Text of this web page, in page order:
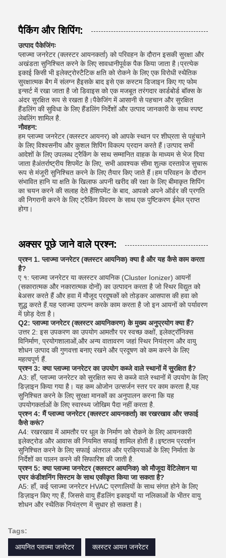
पैकिंग और शिपिंग:
उत्पाद पैकेजिंगः
प्लाज्मा जनरेटर (क्लस्टर आयनकर्ता) को परिवहन के दौरान इसकी सुरक्षा और
अखंडता सुनिश्चित करने के लिए सावधानीपूर्वक पैक किया जाता है।प्रत्येक
इकाई किसी भी इलेक्ट्रोस्टैटिक क्षति को रोकने के लिए एक विरोधी स्थैतिक
सुरक्षात्मक बैग में संलग्न हैइसके बाद इसे एक कस्टम डिजाइन किए गए फोम
इन्सर्ट में रखा जाता है जो डिवाइस को एक मजबूत तरंगदार कार्डबोर्ड बॉक्स के
अंदर सुरक्षित रूप से रखता है।पैकेजिंग में आसानी से पहचान और सुरक्षित
हैंडलिंग की सुविधा के लिए हैंडलिंग निर्देशों और उत्पाद जानकारी के साथ स्पष्ट
लेबलिंग शामिल है.
नौवहन:
हम प्लाज्मा जनरेटर (क्लस्टर आयनर) को आपके स्थान पर शीघ्रता से पहुंचाने
के लिए विश्वसनीय और कुशल शिपिंग विकल्प प्रदान करते हैं।उत्पाद सभी
आदेशों के लिए उपलब्ध ट्रैकिंग के साथ सम्मानित वाहक के माध्यम से भेज दिया
जाता हैअंतर्राष्ट्रीय शिपमेंट के लिए, सभी आवश्यक सीमा शुल्क दस्तावेज सुचारू
रूप से मंजूरी सुनिश्चित करने के लिए तैयार किए जाते हैं।हम परिवहन के दौरान
संभावित हानि या क्षति के खिलाफ अपनी खरीद की रक्षा के लिए बीमाकृत शिपिंग
का चयन करने की सलाह देते हैंशिपमेंट के बाद, आपको अपने ऑर्डर की प्रगति
की निगरानी करने के लिए ट्रैकिंग विवरण के साथ एक पुष्टिकरण ईमेल प्राप्त
होगा।
अक्सर पूछे जाने वाले प्रश्न:
प्रश्न 1. प्लाज्मा जनरेटर (क्लस्टर आयनिक) क्या है और यह कैसे काम करता
है?
ए १: प्लाज्मा जनरेटर या क्लस्टर आयनिक (Cluster Ionizer) आयनों
(सकारात्मक और नकारात्मक दोनों) का उत्पादन करता है जो स्थिर विद्युत को
बेअसर करते हैं और हवा में मौजूद प्रदूषकों को तोड़कर आसपास की हवा को
शुद्ध करते हैं.यह प्लाज्मा उत्पन्न करके काम करता है जो इन आयनों को पर्यावरण
में छोड़ देता है।
Q2: प्लाज्मा जनरेटर (क्लस्टर आयनिकरण) के मुख्य अनुप्रयोग क्या हैं?
उत्तर 2: इस उपकरण का उपयोग आमतौर पर स्वच्छ कक्षों, इलेक्ट्रॉनिक्स
विनिर्माण, प्रयोगशालाओं,और अन्य वातावरण जहां स्थिर नियंत्रण और वायु
शोधन उत्पाद की गुणवत्ता बनाए रखने और प्रदूषण को कम करने के लिए
महत्वपूर्ण हैं.
प्रश्न 3: क्या प्लाज्मा जनरेटर का उपयोग कब्जे वाले स्थानों में सुरक्षित है?
A3: हाँ, प्लाज्मा जनरेटर को सुरक्षित रूप से कब्जे वाले स्थानों में उपयोग के लिए
डिज़ाइन किया गया है। यह कम ओजोन उत्सर्जन स्तर पर काम करता है,यह
सुनिश्चित करने के लिए सुरक्षा मानकों का अनुपालन करना कि यह
उपयोगकर्ताओं के लिए स्वास्थ्य जोखिम पैदा नहीं करता है.
प्रश्न 4: मैं प्लाज्मा जनरेटर (क्लस्टर आयनकर्ता) का रखरखाव और सफाई
कैसे करूं?
A4: रखरखाव में आमतौर पर धूल के निर्माण को रोकने के लिए आयनकारी
इलेक्ट्रोड और आवास की नियमित सफाई शामिल होती है।इष्टतम प्रदर्शन
सुनिश्चित करने के लिए सफाई अंतराल और प्रक्रियाओं के लिए निर्माता के
निर्देशों का पालन करने की सिफारिश की जाती है.
प्रश्न 5: क्या प्लाज्मा जनरेटर (क्लस्टर आयनिक) को मौजूदा वेंटिलेशन या
एयर कंडीशनिंग सिस्टम के साथ एकीकृत किया जा सकता है?
A5: हाँ, कई प्लाज्मा जनरेटर HVAC प्रणालियों के साथ संगत होने के लिए
डिज़ाइन किए गए हैं, जिससे वायु हैंडलिंग इकाइयों या नलिकाओं के भीतर वायु
शोधन और स्थैतिक नियंत्रण में सुधार हो सकता है।
Tags:
आयनित प्लाज्मा जनरेटर
क्लस्टर आयन जनरेटर